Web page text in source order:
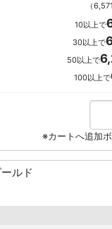
（
10以上で
30以上で
50以上で
100以上で
ルド